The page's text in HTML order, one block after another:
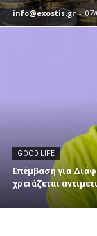
info@exostis.gr -
GOOD LIFE
Επέμβαση για
χρειάζεται